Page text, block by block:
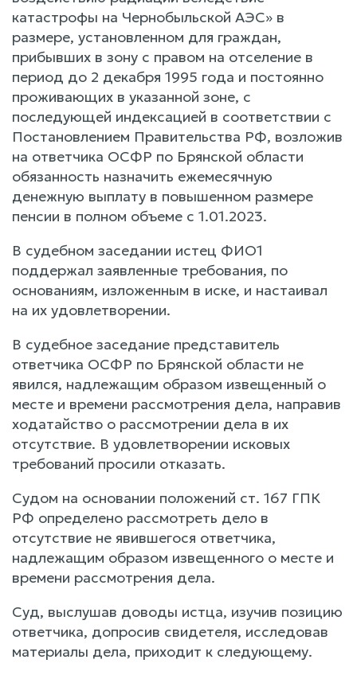
катастрофы на Чернобыльской АЭС» в
размере, установленном для граждан,
прибывших в зону с правом на отселение в
период до 2 декабря 1995 года и постоянно
проживающих в указанной зоне, с
последующей индексацией в соответствии с
Постановлением Правительства РФ, возложив
на ответчика ОСФР по Брянской области
обязанность назначить ежемесячную
денежную выплату в повышенном размере
пенсии в полном объеме с 1.01.2023.
В судебном заседании истец ФИО1
поддержал заявленные требования, по
основаниям, изложенным в иске, и настаивал
на их удовлетворении.
В судебное заседание представитель
ответчика ОСФР по Брянской области не
явился, надлежащим образом извещенный о
месте и времени рассмотрения дела, направив
ходатайство о рассмотрении дела в их
отсутствие. В удовлетворении исковых
требований просили отказать.
Судом на основании положений ст. 167 ГПК
РФ определено рассмотреть дело в
отсутствие не явившегося ответчика,
надлежащим образом извещенного о месте и
времени рассмотрения дела.
Суд, выслушав доводы истца, изучив позицию
ответчика, допросив свидетеля, исследовав
материалы дела, приходит к следующему.